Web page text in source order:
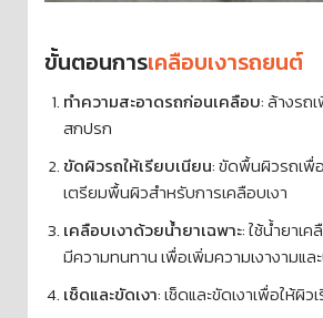
ขั้นตอนการเคลือบเงารถยนต์
ทำความสะอาดรถก่อนเคลือบ: ล้างรถ
สกปรก
ขัดผิวรถให้เรียบเนียน: ขัดพื้นผิวรถเพื่
เตรียมพื้นผิวสำหรับการเคลือบเงา
เคลือบเงาด้วยน้ำยาเฉพาะ: ใช้น้ำยาเ
มีความทนทาน เพื่อเพิ่มความเงางามแ
เช็ดและขัดเงา: เช็ดและขัดเงาเพื่อให้ผิว